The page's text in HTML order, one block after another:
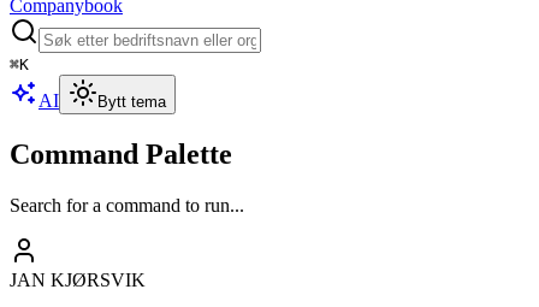
Companybook
⌘K
AI Bytt tema
Command Palette
Search for a command to run...
JAN KJØRSVIK